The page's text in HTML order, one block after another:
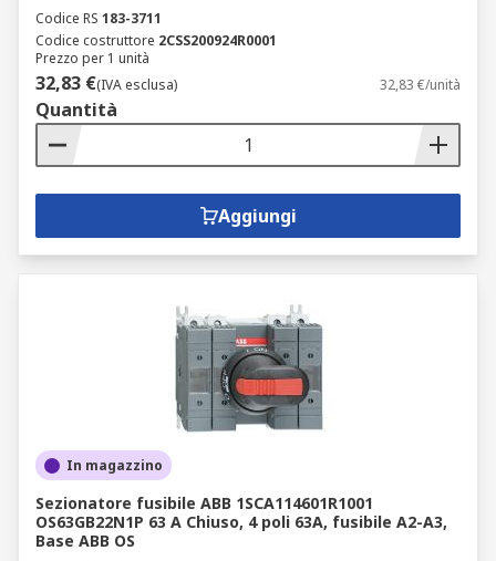
Codice RS 183-3711
Codice costruttore 2CSS200924R0001
Prezzo per 1 unità
32,83 €(IVA esclusa) 32,83 €/unità
Quantità
Aggiungi
In magazzino
Sezionatore fusibile ABB 1SCA114601R1001
OS63GB22N1P 63 A Chiuso, 4 poli 63A, fusibile A2-A3,
Base ABB OS